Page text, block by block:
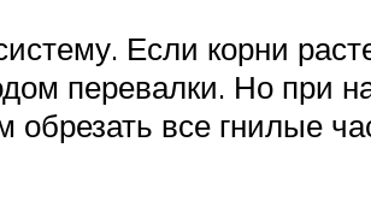
Если корни
перевалки. Но при
все гнилые